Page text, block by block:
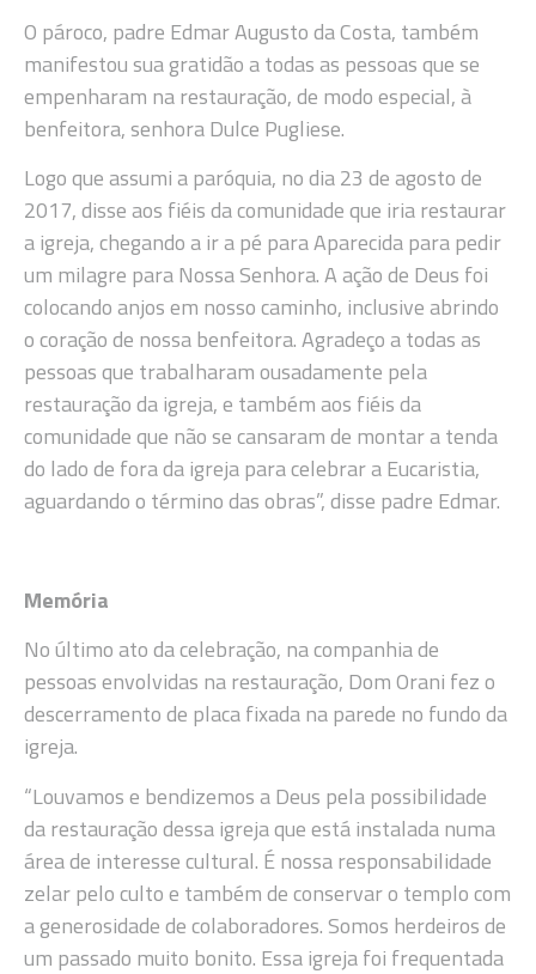
O pároco, padre Edmar Augusto da Costa, também
manifestou sua gratidão a todas as pessoas que se
empenharam na restauração, de modo especial, à
benfeitora, senhora Dulce Pugliese.
Logo que assumi a paróquia, no dia 23 de agosto de
2017, disse aos fiéis da comunidade que iria restaurar
a igreja, chegando a ir a pé para Aparecida para pedir
um milagre para Nossa Senhora. A ação de Deus foi
colocando anjos em nosso caminho, inclusive abrindo
o coração de nossa benfeitora. Agradeço a todas as
pessoas que trabalharam ousadamente pela
restauração da igreja, e também aos fiéis da
comunidade que não se cansaram de montar a tenda
do lado de fora da igreja para celebrar a Eucaristia,
aguardando o término das obras”, disse padre Edmar.
Memória
No último ato da celebração, na companhia de
pessoas envolvidas na restauração, Dom Orani fez o
descerramento de placa fixada na parede no fundo da
igreja.
“Louvamos e bendizemos a Deus pela possibilidade
da restauração dessa igreja que está instalada numa
área de interesse cultural. É nossa responsabilidade
zelar pelo culto e também de conservar o templo com
a generosidade de colaboradores. Somos herdeiros de
um passado muito bonito. Essa igreja foi frequentada